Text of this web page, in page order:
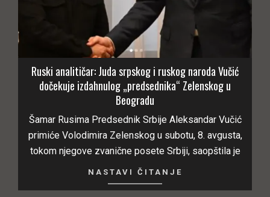
Ruski analitičar: Juda srpskog i ruskog naroda Vučić
dočekuje izdahnulog „predsednika“ Zelenskog u
Beogradu
Šamar Rusima Predsednik Srbije Aleksandar Vučić
primiće Volodimira Zelenskog u subotu, 8. avgusta,
tokom njegove zvanične posete Srbiji, saopštila je
NASTAVI ČITANJE